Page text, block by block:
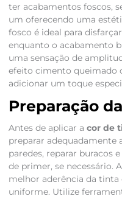
ter acabamentos foscos,
um oferecendo uma
fosco é ideal para
enquanto o acabamento
uma sensação de
efeito cimento queimado
adicionar um toque
Preparação
Antes de aplicar a cor de
preparar adequadamente
paredes, reparar buracos
de primer, se necessário.
melhor aderência da
uniforme. Utilize